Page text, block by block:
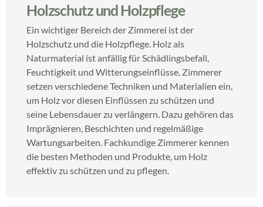
Holzschutz und Holzpflege
Ein wichtiger Bereich der Zimmerei ist der
Holzschutz und die Holzpflege. Holz als
Naturmaterial ist anfällig für Schädlingsbefall,
Feuchtigkeit und Witterungseinflüsse. Zimmerer
setzen verschiedene Techniken und Materialien ein,
um Holz vor diesen Einflüssen zu schützen und
seine Lebensdauer zu verlängern. Dazu gehören das
Imprägnieren, Beschichten und regelmäßige
Wartungsarbeiten. Fachkundige Zimmerer kennen
die besten Methoden und Produkte, um Holz
effektiv zu schützen und zu pflegen.